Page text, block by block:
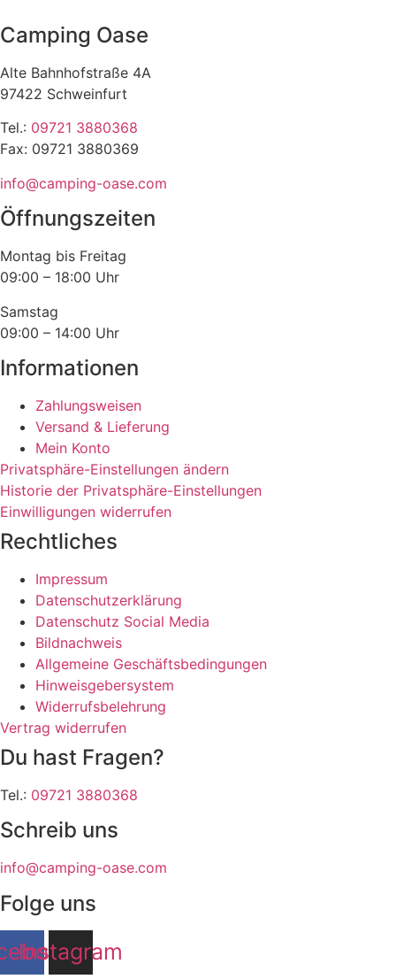
Camping Oase
Alte Bahnhofstraße 4A
97422 Schweinfurt
Tel.: 09721 3880368
Fax: 09721 3880369
info@camping-oase.com
Öffnungszeiten
Montag bis Freitag
09:00 – 18:00 Uhr
Samstag
09:00 – 14:00 Uhr
Informationen
Zahlungsweisen
Versand & Lieferung
Mein Konto
Privatsphäre-Einstellungen ändern
Historie der Privatsphäre-Einstellungen
Einwilligungen widerrufen
Rechtliches
Impressum
Datenschutzerklärung
Datenschutz Social Media
Bildnachweis
Allgemeine Geschäftsbedingungen
Hinweisgebersystem
Widerrufsbelehrung
Vertrag widerrufen
Du hast Fragen?
Tel.: 09721 3880368
Schreib uns
info@camping-oase.com
Folge uns
Instagram